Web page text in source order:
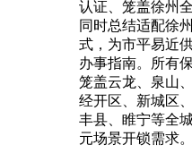
认证、笼盖徐州
同时总结适配徐
式，为市平易近
办事指南。所有
笼盖云龙、泉山
经开区、新城区
丰县、睢宁等全
元场景开锁需求。